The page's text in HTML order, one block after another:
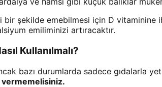
şekilde emebilmesi için D vitaminine
emiliminizi artıracaktır.
Kullanılmalı?
bazı durumlarda sadece
vermemelisiniz.